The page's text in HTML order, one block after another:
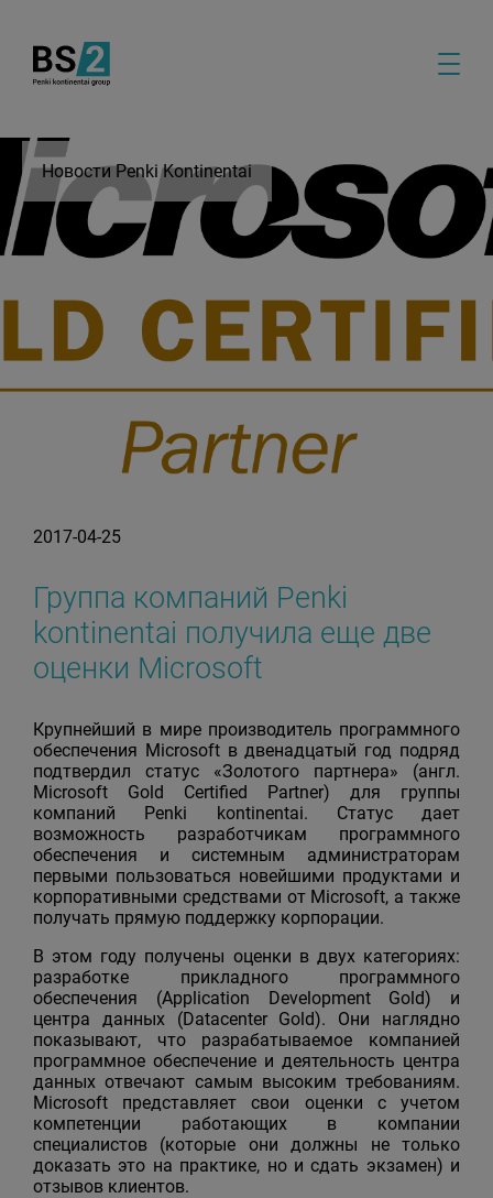
Новости Penki Kontinentai
2017-04-25
Группа компаний Penki
kontinentai получила еще две
оценки Microsoft
Крупнейший в мире производитель программного
обеспечения Microsoft в двенадцатый год подряд
подтвердил статус «Золотого партнера» (англ.
Microsoft Gold Certified Partner) для группы
компаний Penki kontinentai. Статус дает
возможность разработчикам программного
обеспечения и системным администраторам
первыми пользоваться новейшими продуктами и
корпоративными средствами от Microsoft, а также
получать прямую поддержку корпорации.
В этом году получены оценки в двух категориях:
разработке прикладного программного
обеспечения (Application Development Gold) и
центра данных (Datacenter Gold). Они наглядно
показывают, что разрабатываемое компанией
программное обеспечение и деятельность центра
данных отвечают самым высоким требованиям.
Microsoft представляет свои оценки с учетом
компетенции работающих в компании
специалистов (которые они должны не только
доказать это на практике, но и сдать экзамен) и
отзывов клиентов.